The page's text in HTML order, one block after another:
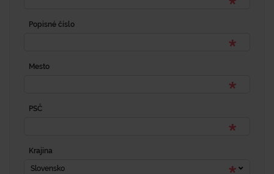
Popisné číslo
Mesto
PSČ
Krajina
Slovensko